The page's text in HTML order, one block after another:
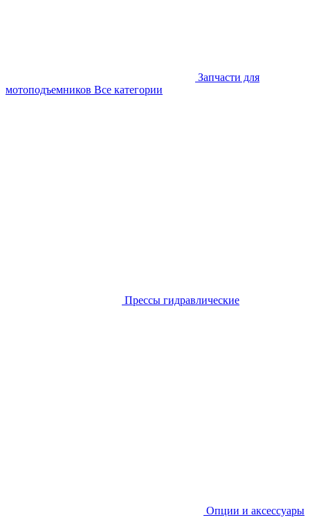
Запчасти для
мотоподъемников Все категории
Прессы гидравлические
Опции и аксессуары